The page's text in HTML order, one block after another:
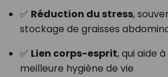
✅ Réduction du stress,
stockage de graisses
✅ Lien corps-esprit, qui aide
meilleure hygiène de vie